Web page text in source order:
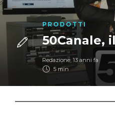
PRODOTTI
50Canale,
Redazione,13 anni fa
5 min